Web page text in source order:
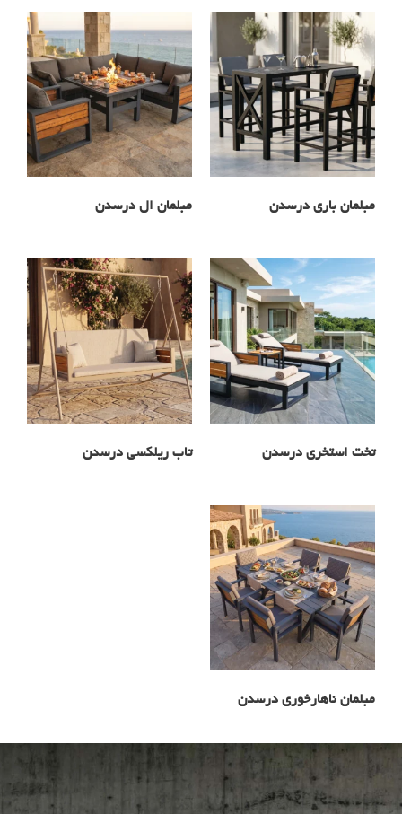
مبلمان باری درسدن مبلمان ال درسدن
تخت استخری درسدن تاب ریلکسی درسدن
مبلمان ناهارخوری درسدن